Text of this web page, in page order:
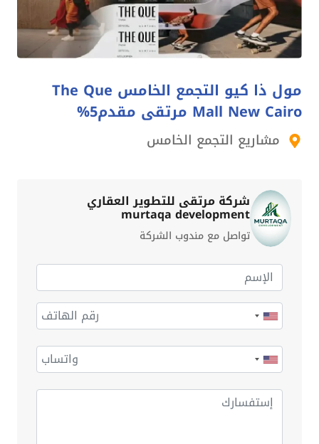
مول ذا كيو التجمع الخامس The Que
Mall New Cairo مرتقى مقدم5%
مشاريع التجمع الخامس
شركة مرتقى للتطوير العقاري
murtaqa development
تواصل مع مندوب الشركة